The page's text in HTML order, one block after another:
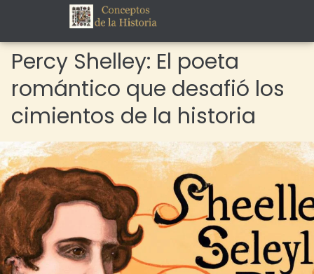
Percy Shelley: El poeta
romántico que desafió los
cimientos de la historia